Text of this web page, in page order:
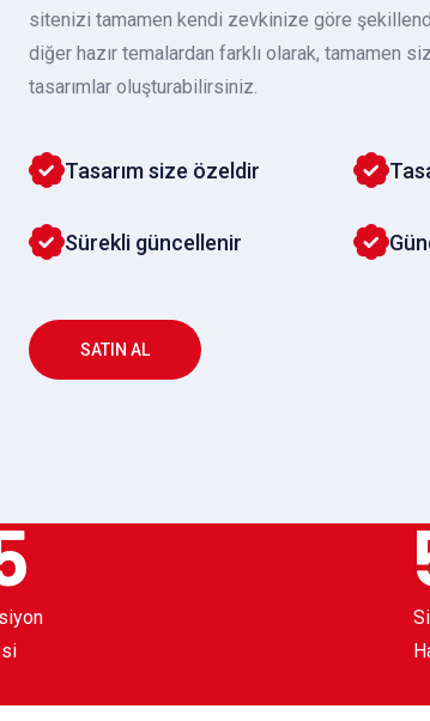
sitenizi tamamen kendi zevkinize göre
diğer hazır temalardan farklı olarak, tamamen
tasarımlar oluşturabilirsiniz.
Tasarım size özeldir
Sürekli güncellenir
SATIN AL